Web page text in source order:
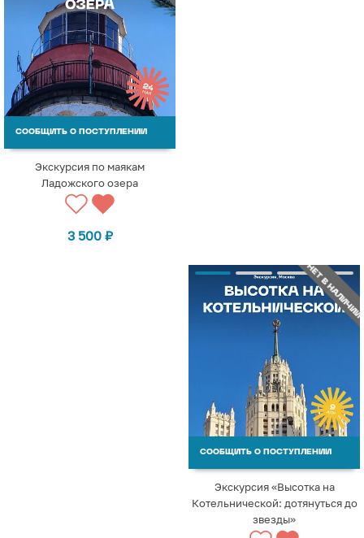
СООБЩИТЬ О ПОСТУПЛЕНИИ
Экскурсия по маякам
Ладожского озера
3 500 ₽
НЕТ В НАЛИЧИИ
СООБЩИТЬ О ПОСТУПЛЕНИИ
Экскурсия «Высотка на
Котельнической: дотянуться до
звезды»